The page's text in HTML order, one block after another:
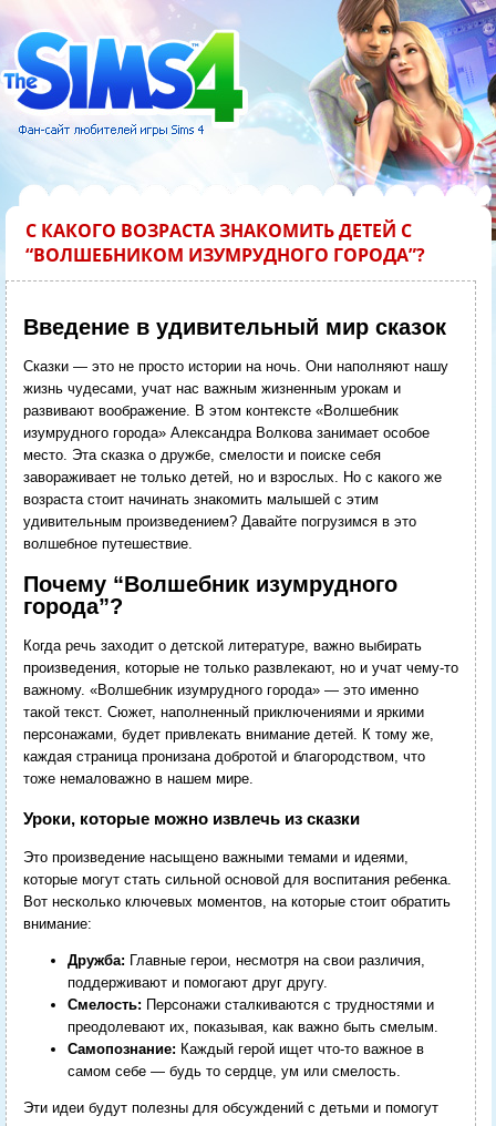
С КАКОГО ВОЗРАСТА ЗНАКОМИТЬ ДЕТЕЙ С
“ВОЛШЕБНИКОМ ИЗУМРУДНОГО ГОРОДА”?
Введение в удивительный мир сказок
Сказки — это не просто истории на ночь. Они наполняют нашу
жизнь чудесами, учат нас важным жизненным урокам и
развивают воображение. В этом контексте «Волшебник
изумрудного города» Александра Волкова занимает особое
место. Эта сказка о дружбе, смелости и поиске себя
завораживает не только детей, но и взрослых. Но с какого же
возраста стоит начинать знакомить малышей с этим
удивительным произведением? Давайте погрузимся в это
волшебное путешествие.
Почему “Волшебник изумрудного
города”?
Когда речь заходит о детской литературе, важно выбирать
произведения, которые не только развлекают, но и учат чему-то
важному. «Волшебник изумрудного города» — это именно
такой текст. Сюжет, наполненный приключениями и яркими
персонажами, будет привлекать внимание детей. К тому же,
каждая страница пронизана добротой и благородством, что
тоже немаловажно в нашем мире.
Уроки, которые можно извлечь из сказки
Это произведение насыщено важными темами и идеями,
которые могут стать сильной основой для воспитания ребенка.
Вот несколько ключевых моментов, на которые стоит обратить
внимание:
Дружба: Главные герои, несмотря на свои различия,
поддерживают и помогают друг другу.
Смелость: Персонажи сталкиваются с трудностями и
преодолевают их, показывая, как важно быть смелым.
Самопознание: Каждый герой ищет что-то важное в
самом себе — будь то сердце, ум или смелость.
Эти идеи будут полезны для обсуждений с детьми и помогут